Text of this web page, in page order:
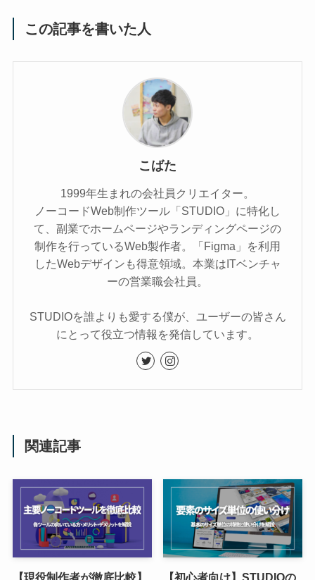
この記事を書いた人
こばた
1999年生まれの会社員クリエイター。
ノーコードWeb制作ツール「STUDIO」に特化し
て、副業でホームページやランディングページの
制作を行っているWeb製作者。「Figma」を利用
したWebデザインも得意領域。本業はITベンチャ
ーの営業職会社員。
STUDIOを誰よりも愛する僕が、ユーザーの皆さん
にとって役立つ情報を発信しています。
関連記事
【現役制作者が徹底比較】 【初心者向け】STUDIOの